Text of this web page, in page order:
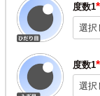
度数1
度数1